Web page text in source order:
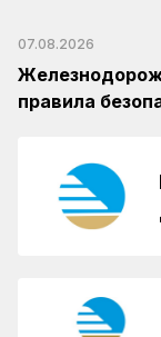
07.08.2026
правила